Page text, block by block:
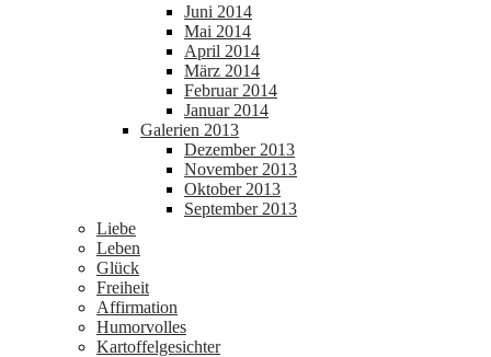
Juni 2014
Mai 2014
April 2014
März 2014
Februar 2014
Januar 2014
Galerien 2013
Dezember 2013
November 2013
Oktober 2013
September 2013
Liebe
Leben
Glück
Freiheit
Affirmation
Humorvolles
Kartoffelgesichter